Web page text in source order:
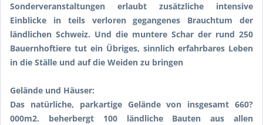
Sonderveranstaltungen erlaubt zusätzliche intensive
Einblicke in teils verloren gegangenes Brauchtum der
ländlichen Schweiz. Und die muntere Schar der rund 250
Bauernhoftiere tut ein Übriges, sinnlich erfahrbares Leben
in die Ställe und auf die Weiden zu bringen
Gelände und Häuser:
Das natürliche, parkartige Gelände von insgesamt 660?
000m2. beherbergt 100 ländliche Bauten aus allen